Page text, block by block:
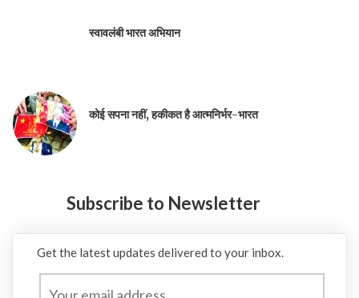
स्वावलंबी भारत अभियान
कोई सपना नहीं, हकीकत है आत्मनिर्भर-भारत
Subscribe to Newsletter
Get the latest updates delivered to your inbox.